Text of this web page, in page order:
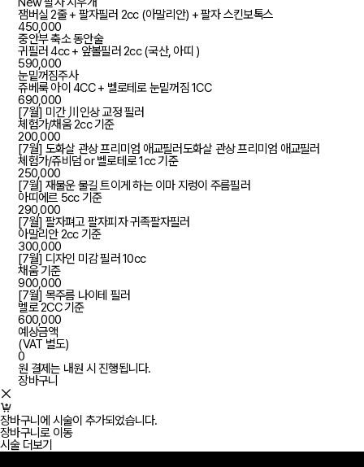
잼버실 2줄 + 팔자필러 2cc (아말리안) + 팔자 스킨보톡스
450,000
중안부 축소 동안술
귀필러 4cc + 앞볼필러 2cc (국산, 아띠 )
590,000
눈밑꺼짐주사
쥬베룩 아이 4CC + 벨로테로 눈밑꺼짐 1CC
690,000
[7월] 미간 川인상 교정 필러
체험가/채움 2cc 기준
200,000
[7월] 도화살 관상 프리미엄 애교필러도화살 관상 프리미엄 애교필러
체험가/쥬비덤 or 벨로테로 1cc 기준
250,000
[7월] 재물운 물길 트이게 하는 이마 지렁이 주름필러
아띠에르 5cc 기준
290,000
[7월] 팔자펴고 팔자피자 귀족팔자필러
아말리안 2cc 기준
300,000
[7월] 디자인 미감 필러 10cc
채움 기준
900,000
[7월] 목주름 나이테 필러
벨로 2CC 기준
600,000
예상금액
(VAT 별도)
0
원 결제는 내원 시 진행됩니다.
장바구니
장바구니에 시술이 추가되었습니다.
장바구니로 이동
시술 더보기